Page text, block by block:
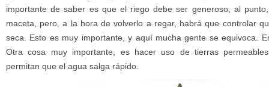
importante de saber es que el riego debe ser generoso, al
maceta, pero, a la hora de volverlo a regar, habrá que controlar
seca. Esto es muy importante, y aquí mucha gente se equivoca.
Otra cosa muy importante, es hacer uso de tierras
permitan que el agua salga rápido.